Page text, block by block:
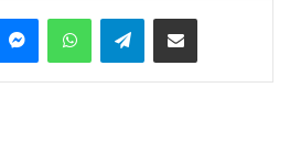
MessengerWhatsAppTelegramCondividi via Email